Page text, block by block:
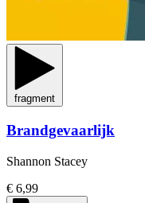
fragment
Brandgevaarlijk
Shannon Stacey
€ 6,99